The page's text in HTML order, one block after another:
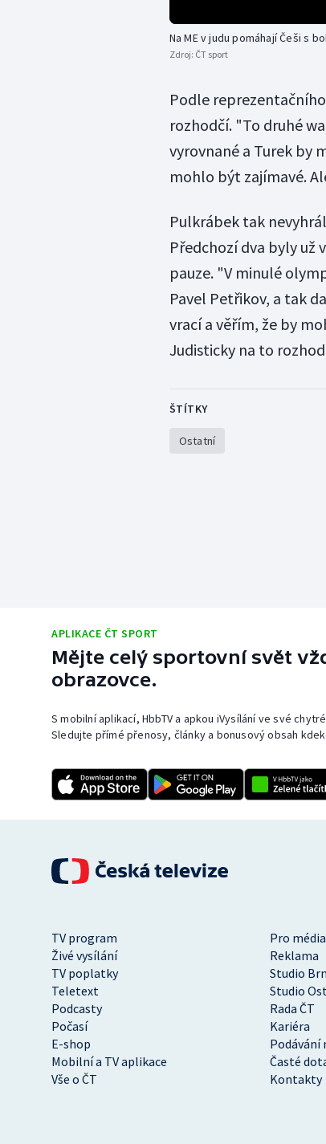
Na ME v judu pomáhají Češi s
Zdroj: ČT sport
Podle
rozhodčí. "To druhé
vyrovnané a Turek by
mohlo být zajímavé.
Pulkrábek tak
Předchozí dva byly už
pauze. "V minulé
Pavel Petřikov, a tak
vrací a věřím, že by
Judisticky na to
ŠTÍTKY
Ostatní
APLIKACE ČT SPORT
Mějte celý sportovní svět
obrazovce.
S mobilní aplikací, HbbTV a apkou iVysílání ve své
Sledujte přímé přenosy, články a bonusový obsah
TV program
Pro média
Živé vysílání
Reklama
TV poplatky
Studio
Teletext
Studio
Podcasty
Rada ČT
Počasí
Kariéra
E-shop
Podávání
Mobilní a TV aplikace
Časté
Vše o ČT
Kontakty